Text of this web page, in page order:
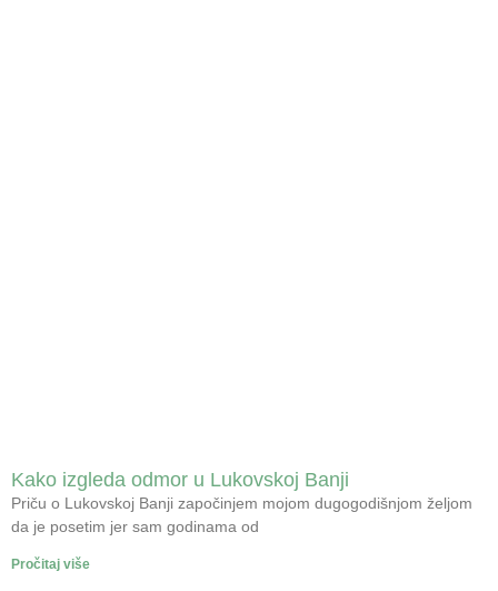
Kako izgleda odmor u Lukovskoj Banji
Priču o Lukovskoj Banji započinjem mojom dugogodišnjom željom
da je posetim jer sam godinama od
Pročitaj više